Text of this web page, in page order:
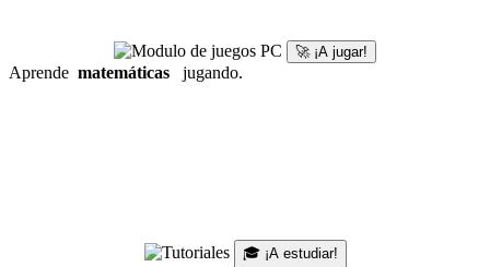
🚀 ¡A jugar!
Aprende matemáticas jugando.
🎓 ¡A estudiar!